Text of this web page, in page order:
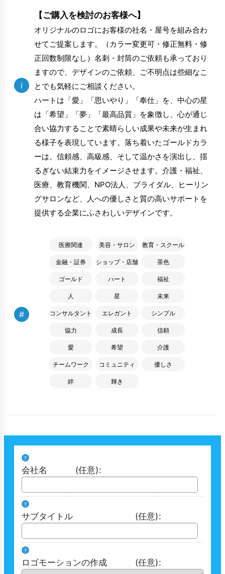
i
【ご購入を検討のお客様へ】
オリジナルのロゴにお客様の社名・屋号を組み合わ
せてご提案します。（カラー変更可・修正無料・修
正回数制限なし）名刺・封筒のご依頼も承っており
ますので、デザインのご依頼、ご不明点は些細なこ
とでも気軽にご相談ください。
ハートは「愛」「思いやり」「奉仕」を、中心の星
は「希望」「夢」「最高品質」を象徴し、心が通じ
合い協力することで素晴らしい成果や未来が生まれ
る様子を表現しています。落ち着いたゴールドカラ
ーは、信頼感、高級感、そして温かさを演出し、揺
るぎない結束力をイメージさせます。介護・福祉、
医療、教育機関、NPO法人、ブライダル、ヒーリン
グサロンなど、人への優しさと質の高いサポートを
提供する企業にふさわしいデザインです。
#
医療関連 美容・サロン 教育・スクール
金融・証券 ショップ・店舗 茶色
ゴールド ハート 福祉
人 星 未来
コンサルタント エレガント シンプル
協力 成長 信頼
愛 希望 介護
チームワーク コミュニティ 優しさ
絆 輝き
?
会社名 (任意):
?
サブタイトル (任意):
?
ロゴモーションの作成 (任意):